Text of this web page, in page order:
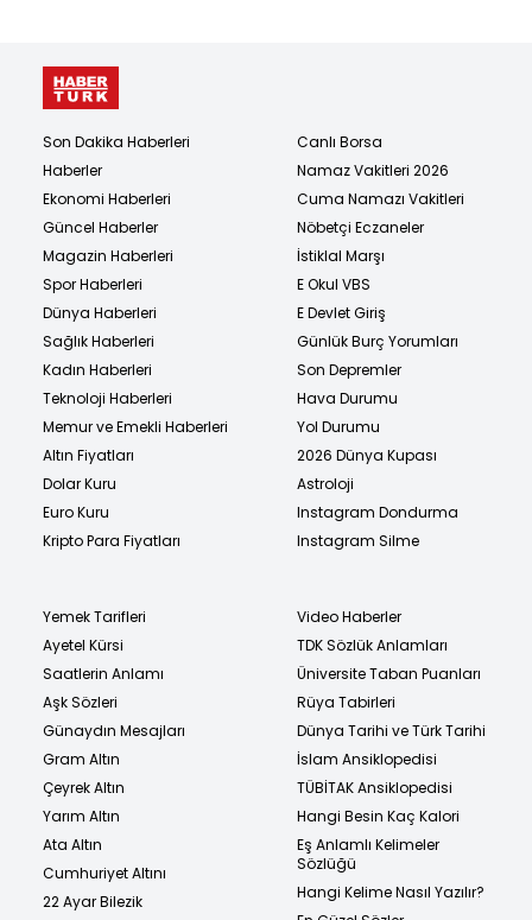
Son Dakika Haberleri
Haberler
Ekonomi Haberleri
Güncel Haberler
Magazin Haberleri
Spor Haberleri
Dünya Haberleri
Sağlık Haberleri
Kadın Haberleri
Teknoloji Haberleri
Memur ve Emekli Haberleri
Altın Fiyatları
Dolar Kuru
Euro Kuru
Kripto Para Fiyatları
Canlı Borsa
Namaz Vakitleri 2026
Cuma Namazı Vakitleri
Nöbetçi Eczaneler
İstiklal Marşı
E Okul VBS
E Devlet Giriş
Günlük Burç Yorumları
Son Depremler
Hava Durumu
Yol Durumu
2026 Dünya Kupası
Astroloji
Instagram Dondurma
Instagram Silme
Yemek Tarifleri
Ayetel Kürsi
Saatlerin Anlamı
Aşk Sözleri
Günaydın Mesajları
Gram Altın
Çeyrek Altın
Yarım Altın
Ata Altın
Cumhuriyet Altını
22 Ayar Bilezik
Video Haberler
TDK Sözlük Anlamları
Üniversite Taban Puanları
Rüya Tabirleri
Dünya Tarihi ve Türk Tarihi
İslam Ansiklopedisi
TÜBİTAK Ansiklopedisi
Hangi Besin Kaç Kalori
Eş Anlamlı Kelimeler
Sözlüğü
Hangi Kelime Nasıl Yazılır?